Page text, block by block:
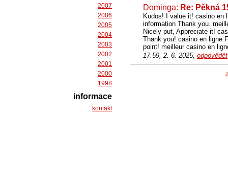
Dominga: Re: Pěkná
Kudos! I value it! casino en
information Thank you.
Nicely put, Appreciate it!
Thank you! casino en ligne
point! meilleur casino en
17.59, 2. 6. 2025, odpovědět
2007
2006
2005
2004
2003
2002
2001
2000
1998
informace
kontakt